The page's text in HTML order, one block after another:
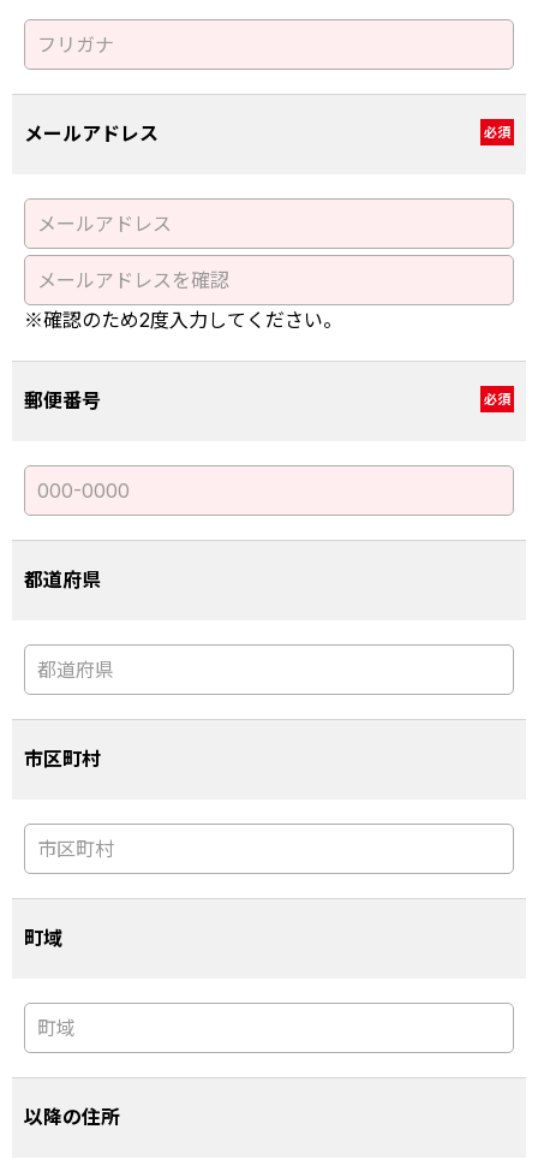
メールアドレス 必須
※確認のため2度入力してください。
郵便番号 必須
都道府県
市区町村
町域
以降の住所